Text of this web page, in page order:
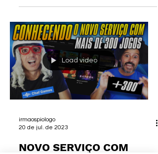
Load video
irmaospiologo
20 de jul. de 2023
NOVO SERVIÇO COM